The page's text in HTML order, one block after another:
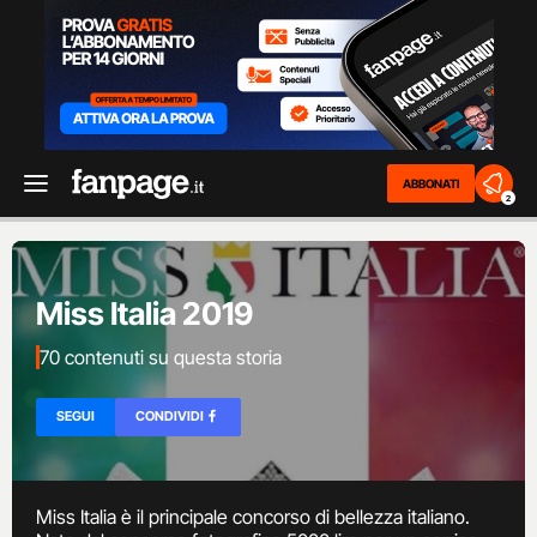
ABBONATI
2
Miss Italia 2019
70 contenuti su questa storia
SEGUI CONDIVIDI
Miss Italia è il principale concorso di bellezza italiano.